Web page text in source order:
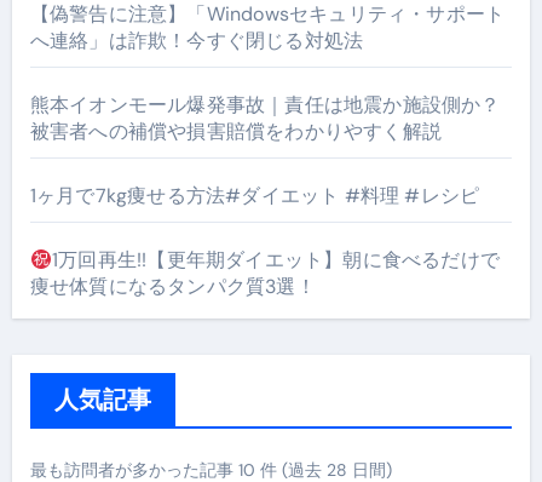
【偽警告に注意】「Windowsセキュリティ・サポート
へ連絡」は詐欺！今すぐ閉じる対処法
熊本イオンモール爆発事故｜責任は地震か施設側か？
被害者への補償や損害賠償をわかりやすく解説
1ヶ月で7kg痩せる方法#ダイエット #料理 #レシピ
1万回再生!!【更年期ダイエット】朝に食べるだけで
痩せ体質になるタンパク質3選！
人気記事
最も訪問者が多かった記事 10 件 (過去 28 日間)